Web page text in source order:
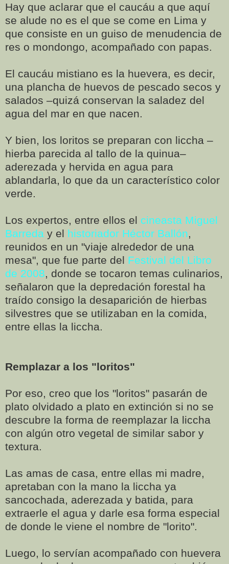
Hay que aclarar que el caucáu a que aquí
se alude no es el que se come en Lima y
que consiste en un guiso de menudencia de
res o mondongo, acompañado con papas.
El caucáu mistiano es la huevera, es decir,
una plancha de huevos de pescado secos y
salados –quizá conservan la saladez del
agua del mar en que nacen.
Y bien, los loritos se preparan con liccha –
hierba parecida al tallo de la quinua–
aderezada y hervida en agua para
ablandarla, lo que da un característico color
verde.
Los expertos, entre ellos el cineasta Miguel
Barreda y el historiador Héctor Ballón,
reunidos en un "viaje alrededor de una
mesa", que fue parte del Festival del Libro
de 2008, donde se tocaron temas culinarios,
señalaron que la depredación forestal ha
traído consigo la desaparición de hierbas
silvestres que se utilizaban en la comida,
entre ellas la liccha.
Remplazar a los "loritos"
Por eso, creo que los "loritos" pasarán de
plato olvidado a plato en extinción si no se
descubre la forma de reemplazar la liccha
con algún otro vegetal de similar sabor y
textura.
Las amas de casa, entre ellas mi madre,
apretaban con la mano la liccha ya
sancochada, aderezada y batida, para
extraerle el agua y darle esa forma especial
de donde le viene el nombre de "lorito".
Luego, lo servían acompañado con huevera